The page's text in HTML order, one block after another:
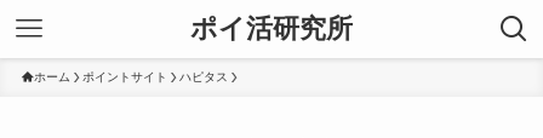
ポイ活研究所
ホーム ポイントサイト ハピタス